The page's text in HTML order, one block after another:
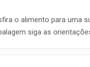
o alimento para uma
siga as